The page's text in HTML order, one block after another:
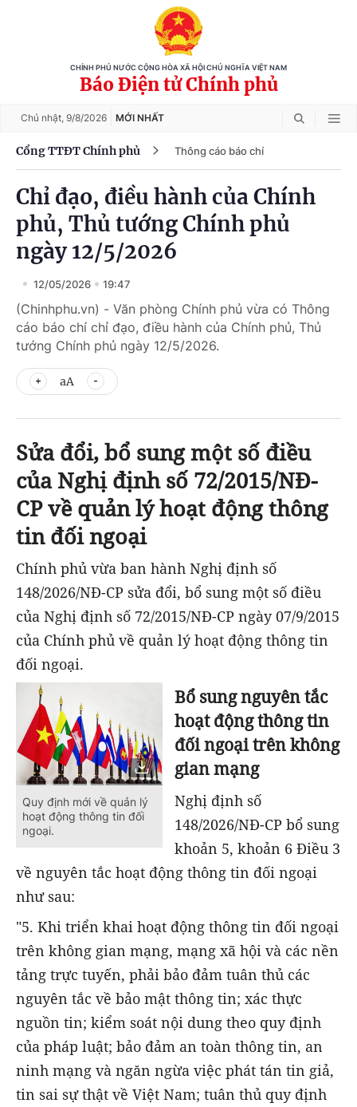
CHÍNH PHỦ NƯỚC CỘNG HÒA XÃ HỘI CHỦ NGHĨA VIỆT NAM
Báo Điện tử Chính phủ
Chủ nhật, 9/8/2026 MỚI NHẤT
Cổng TTĐT Chính phủ Thông cáo báo chí
Chỉ đạo, điều hành của Chính
phủ, Thủ tướng Chính phủ
ngày 12/5/2026
12/05/2026 19:47
(Chinhphu.vn) - Văn phòng Chính phủ vừa có Thông
cáo báo chí chỉ đạo, điều hành của Chính phủ, Thủ
tướng Chính phủ ngày 12/5/2026.
aA
Sửa đổi, bổ sung một số điều
của Nghị định số 72/2015/NĐ-
CP về quản lý hoạt động thông
tin đối ngoại
Chính phủ vừa ban hành Nghị định số
148/2026/NĐ-CP sửa đổi, bổ sung một số điều
của Nghị định số 72/2015/NĐ-CP ngày 07/9/2015
của Chính phủ về quản lý hoạt động thông tin
đối ngoại.
Quy định mới về quản lý
hoạt động thông tin đối
ngoại.
Bổ sung nguyên tắc
hoạt động thông tin
đối ngoại trên không
gian mạng
Nghị định số
148/2026/NĐ-CP bổ sung
khoản 5, khoản 6 Điều 3
về nguyên tắc hoạt động thông tin đối ngoại
như sau:
"5. Khi triển khai hoạt động thông tin đối ngoại
trên không gian mạng, mạng xã hội và các nền
tảng trực tuyến, phải bảo đảm tuân thủ các
nguyên tắc về bảo mật thông tin; xác thực
nguồn tin; kiểm soát nội dung theo quy định
của pháp luật; bảo đảm an toàn thông tin, an
ninh mạng và ngăn ngừa việc phát tán tin giả,
tin sai sự thật về Việt Nam; tuân thủ quy định